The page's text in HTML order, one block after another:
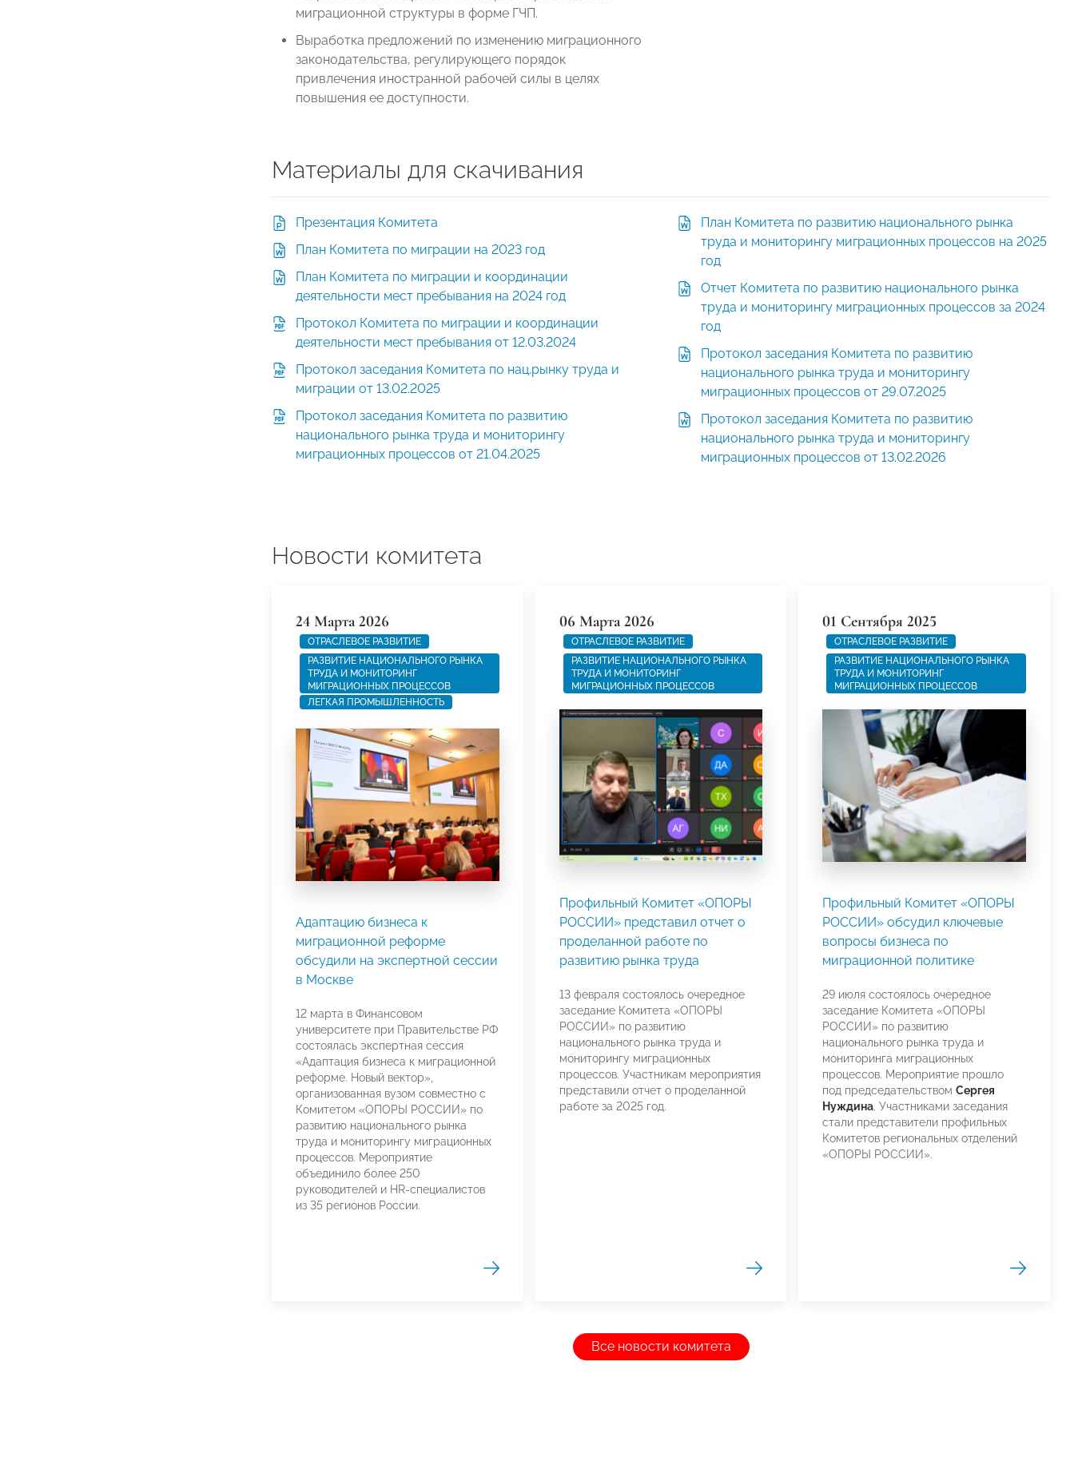
миграционной структуры в форме ГЧП.
Выработка предложений по изменению миграционного
законодательства, регулирующего порядок
привлечения иностранной рабочей силы в целях
повышения ее доступности.
Материалы для скачивания
Презентация Комитета
План Комитета по миграции на 2023 год
План Комитета по миграции и координации
деятельности мест пребывания на 2024 год
Протокол Комитета по миграции и координации
деятельности мест пребывания от 12.03.2024
Протокол заседания Комитета по нац.рынку труда и
миграции от 13.02.2025
Протокол заседания Комитета по развитию
национального рынка труда и мониторингу
миграционных процессов от 21.04.2025
План Комитета по развитию национального рынка
труда и мониторингу миграционных процессов на 2025
год
Отчет Комитета по развитию национального рынка
труда и мониторингу миграционных процессов за 2024
год
Протокол заседания Комитета по развитию
национального рынка труда и мониторингу
миграционных процессов от 29.07.2025
Протокол заседания Комитета по развитию
национального рынка труда и мониторингу
миграционных процессов от 13.02.2026
Новости комитета
24 Марта 2026
ОТРАСЛЕВОЕ РАЗВИТИЕ
РАЗВИТИЕ НАЦИОНАЛЬНОГО РЫНКА
ТРУДА И МОНИТОРИНГ
МИГРАЦИОННЫХ ПРОЦЕССОВ
ЛЕГКАЯ ПРОМЫШЛЕННОСТЬ
Адаптацию бизнеса к
миграционной реформе
обсудили на экспертной сессии
в Москве
12 марта в Финансовом
университете при Правительстве РФ
состоялась экспертная сессия
«Адаптация бизнеса к миграционной
реформе. Новый вектор»,
организованная вузом совместно с
Комитетом «ОПОРЫ РОССИИ» по
развитию национального рынка
труда и мониторингу миграционных
процессов. Мероприятие
объединило более 250
руководителей и HR-специалистов
из 35 регионов России.
06 Марта 2026
ОТРАСЛЕВОЕ РАЗВИТИЕ
РАЗВИТИЕ НАЦИОНАЛЬНОГО РЫНКА
ТРУДА И МОНИТОРИНГ
МИГРАЦИОННЫХ ПРОЦЕССОВ
Профильный Комитет «ОПОРЫ
РОССИИ» представил отчет о
проделанной работе по
развитию рынка труда
13 февраля состоялось очередное
заседание Комитета «ОПОРЫ
РОССИИ» по развитию
национального рынка труда и
мониторингу миграционных
процессов. Участникам мероприятия
представили отчет о проделанной
работе за 2025 год.
01 Сентября 2025
ОТРАСЛЕВОЕ РАЗВИТИЕ
РАЗВИТИЕ НАЦИОНАЛЬНОГО РЫНКА
ТРУДА И МОНИТОРИНГ
МИГРАЦИОННЫХ ПРОЦЕССОВ
Профильный Комитет «ОПОРЫ
РОССИИ» обсудил ключевые
вопросы бизнеса по
миграционной политике
29 июля состоялось очередное
заседание Комитета «ОПОРЫ
РОССИИ» по развитию
национального рынка труда и
мониторинга миграционных
процессов. Мероприятие прошло
под председательствомСергея
Нуждина. Участниками заседания
стали представители профильных
Комитетов региональных отделений
«ОПОРЫ РОССИИ».
Все новости комитета